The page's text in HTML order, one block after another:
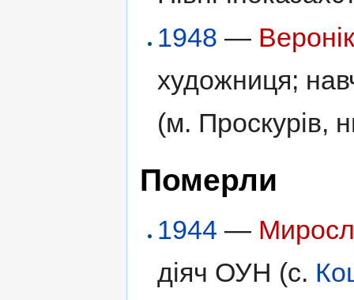
1948 —
художниця;
(м. Проскурів,
Померли
1944 —
діяч ОУН (с.